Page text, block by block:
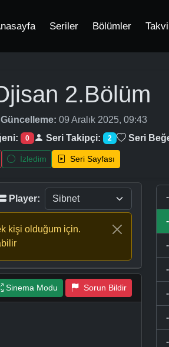
Seriler Bölümler
2.Bölüm
09 Aralık 2025, 09:43
0 Seri Takipçi: 2 Seri
İzledim Seri Sayfası
Player:
kişi olduğum için.
Sinema Modu Sorun Bildir